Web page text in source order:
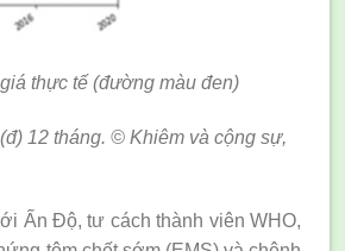
thực tế (đường màu đen)
12 tháng. © Khiêm và cộng sự,
Ấn Độ, tư cách thành viên WHO,